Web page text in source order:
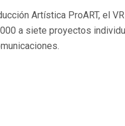
Artística ProART, el
a siete proyectos